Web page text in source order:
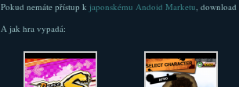
Pokud nemáte přístup k japonskému Andoid Marketu, download
A jak hra vypadá: